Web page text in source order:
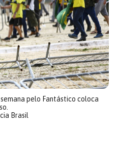
pelo Fantástico coloca
Brasil